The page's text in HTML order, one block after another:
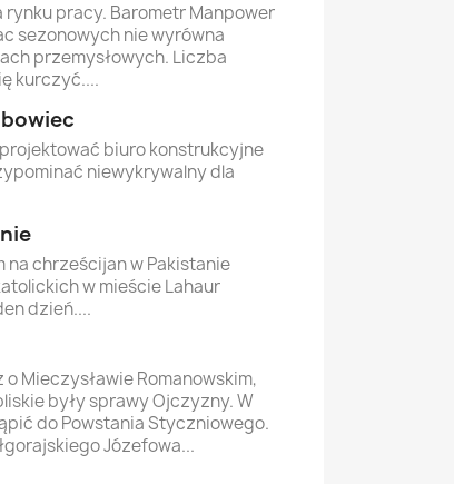
pracy. Barometr Manpower
sezonowych nie wyrówna
przemysłowych. Liczba
kurczyć....
biuro konstrukcyjne
niewykrywalny dla
chrześcijan w Pakistanie
w mieście Lahaur
dzień....
Mieczysławie Romanowskim,
były sprawy Ojczyzny. W
do Powstania Styczniowego.
Józefowa...